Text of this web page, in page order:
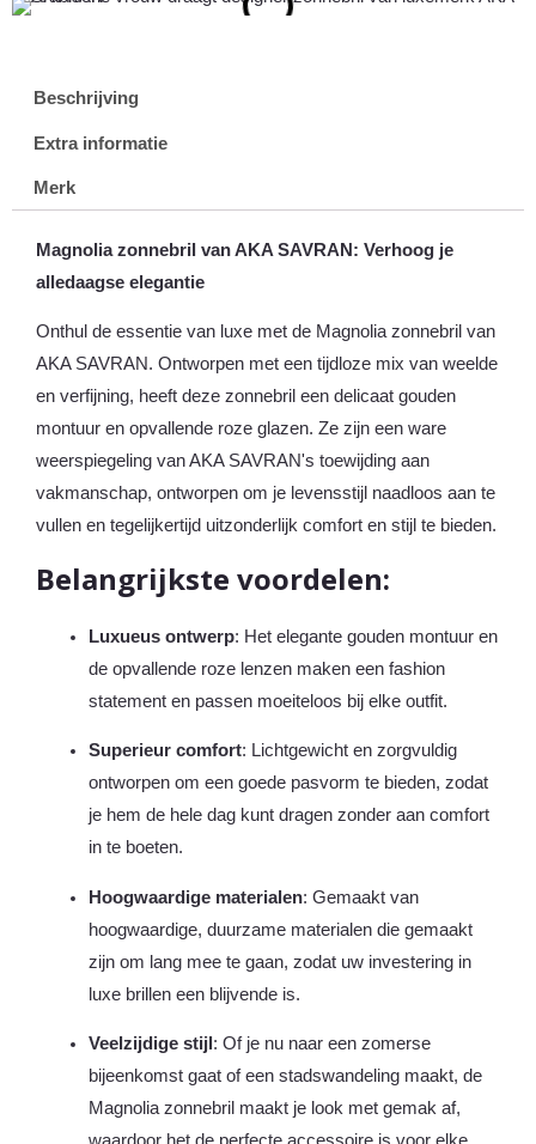
Beschrijving
Extra informatie
Merk
Magnolia zonnebril van AKA SAVRAN: Verhoog je
alledaagse elegantie
Onthul de essentie van luxe met de Magnolia zonnebril van
AKA SAVRAN. Ontworpen met een tijdloze mix van weelde
en verfijning, heeft deze zonnebril een delicaat gouden
montuur en opvallende roze glazen. Ze zijn een ware
weerspiegeling van AKA SAVRAN's toewijding aan
vakmanschap, ontworpen om je levensstijl naadloos aan te
vullen en tegelijkertijd uitzonderlijk comfort en stijl te bieden.
Belangrijkste voordelen:
Luxueus ontwerp: Het elegante gouden montuur en
de opvallende roze lenzen maken een fashion
statement en passen moeiteloos bij elke outfit.
Superieur comfort: Lichtgewicht en zorgvuldig
ontworpen om een goede pasvorm te bieden, zodat
je hem de hele dag kunt dragen zonder aan comfort
in te boeten.
Hoogwaardige materialen: Gemaakt van
hoogwaardige, duurzame materialen die gemaakt
zijn om lang mee te gaan, zodat uw investering in
luxe brillen een blijvende is.
Veelzijdige stijl : Of je nu naar een zomerse
bijeenkomst gaat of een stadswandeling maakt, de
Magnolia zonnebril maakt je look met gemak af,